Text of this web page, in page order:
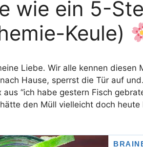
wie ein 5-
Keule)
Liebe. Wir alle kennen diesen
Hause, sperrst die Tür auf
“ich habe gestern Fisch
den Müll vielleicht doch heute